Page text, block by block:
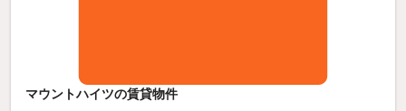
マウントハイツの賃貸物件